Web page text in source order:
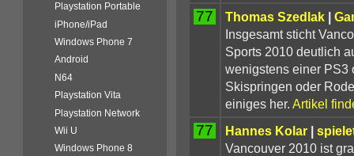
77 Thomas Szedlak|
Insgesamt sticht
Sports 2010 deutlich
wenigstens einer PS3
Skispringen oder
einiges her. Artikel
77 Hannes Kolar|
Vancouver 2010 ist
Playstation Portable
iPhone/iPad
Windows Phone 7
Android
N64
Playstation Vita
Playstation Network
Wii U
Windows Phone 8